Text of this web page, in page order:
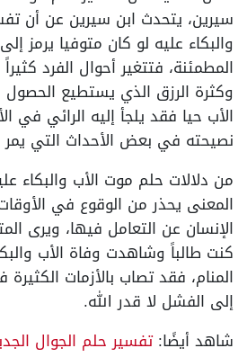
سيرين، يتحدث ابن سيرين عن أن
والبكاء عليه لو كان متوفيا يرمز
المطمئنة، فتتغير أحوال الفرد
وكثرة الرزق الذي يستطيع الحصول
الأب حيا فقد يلجأ إليه الرائي في
نصيحته في بعض الأحداث التي يمر
من دلالات حلم موت الأب والبكاء
المعنى يحذر من الوقوع في
الإنسان عن التعامل فيها، ويرى
كنت طالباً وشاهدت وفاة الأب
المنام، فقد تصاب بالأزمات
إلى الفشل لا قدر الله.
شاهد أيضًا:تفسير حلم الجوال